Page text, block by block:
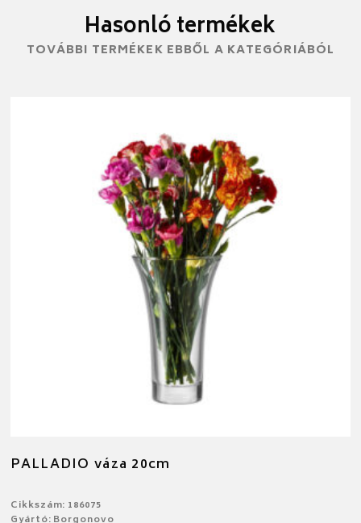
Hasonló termékek
TOVÁBBI TERMÉKEK EBBŐL A KATEGÓRIÁBÓL
PALLADIO váza 20cm
Cikkszám: 186075